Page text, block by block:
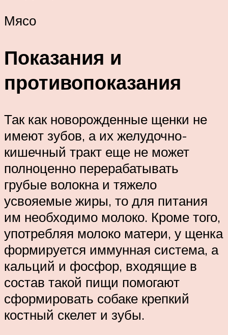
Мясо
Показания и
противопоказания
Так как новорожденные щенки не
имеют зубов, а их желудочно-
кишечный тракт еще не может
полноценно перерабатывать
грубые волокна и тяжело
усвояемые жиры, то для питания
им необходимо молоко. Кроме того,
употребляя молоко матери, у щенка
формируется иммунная система, а
кальций и фосфор, входящие в
состав такой пищи помогают
сформировать собаке крепкий
костный скелет и зубы.